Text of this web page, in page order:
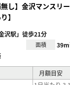
無し】金沢マンスリ
】
沢駅」徒歩21分
面積
月額目安